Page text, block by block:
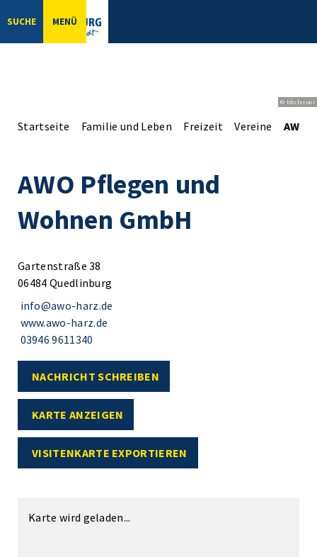
SUCHE MENÜ
© bbsferrari
Startseite Familie und Leben Freizeit Vereine AWO
AWO Pflegen und
Wohnen GmbH
Gartenstraße 38
06484 Quedlinburg
info@awo-harz.de
www.awo-harz.de
03946 9611340
NACHRICHT SCHREIBEN
KARTE ANZEIGEN
VISITENKARTE EXPORTIEREN
Karte wird geladen...